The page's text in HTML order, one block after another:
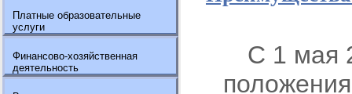
Платные образовательные
услуги
Финансово-хозяйственная
деятельность
С 1 мая